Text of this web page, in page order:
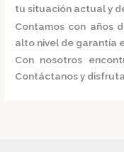
tu situación actual y
Contamos con años
alto nivel de garantía
Con nosotros
Contáctanos y